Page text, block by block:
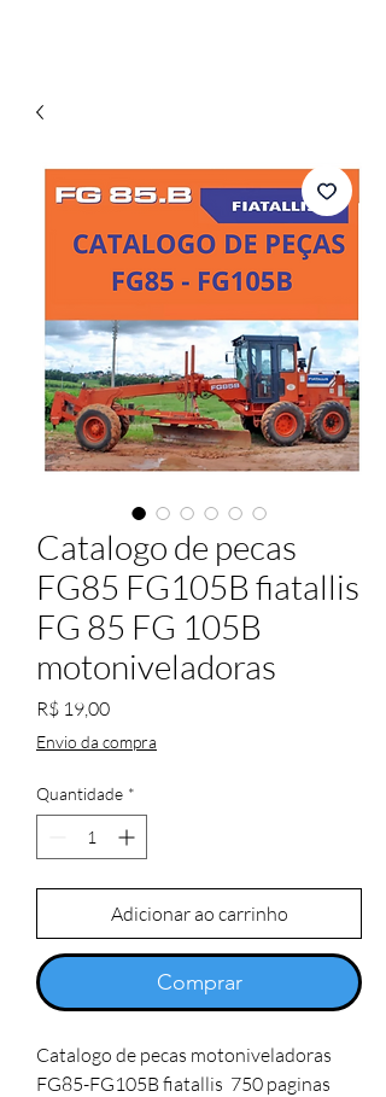
Catalogo de pecas
FG85 FG105B fiatallis
FG 85 FG 105B
motoniveladoras
R$ 19,00Preço
Envio da compra
Quantidade *
Adicionar ao carrinho
Comprar
Catalogo de pecas motoniveladoras
FG85-FG105B fiatallis  750 paginas